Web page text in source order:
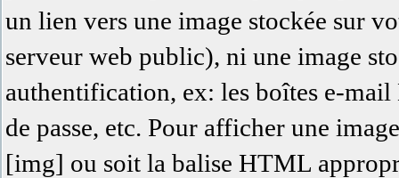
un lien vers une image stockée sur
serveur web public), ni une image
authentification, ex: les boîtes e-
de passe, etc. Pour afficher une
[img] ou soit la balise HTML